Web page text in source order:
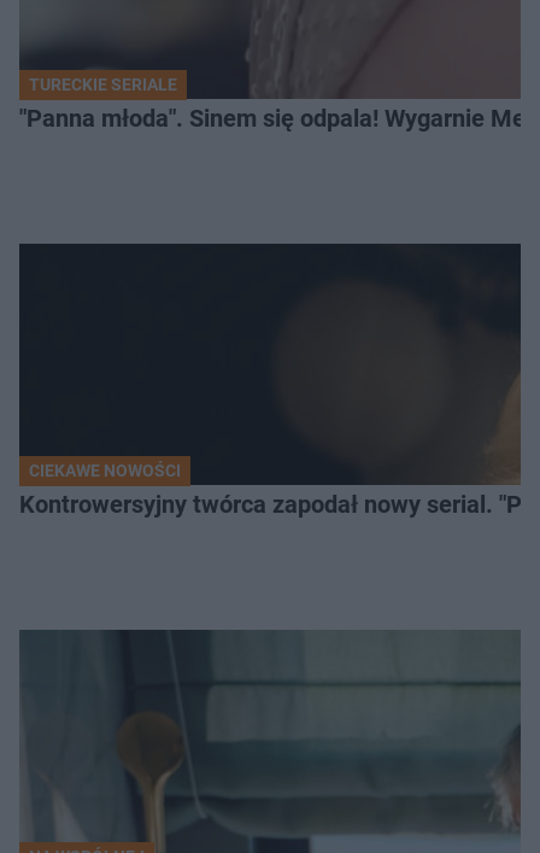
TURECKIE SERIALE
"Panna młoda". Sinem się odpala! Wygarnie
CIEKAWE NOWOŚCI
Kontrowersyjny twórca zapodał nowy serial.